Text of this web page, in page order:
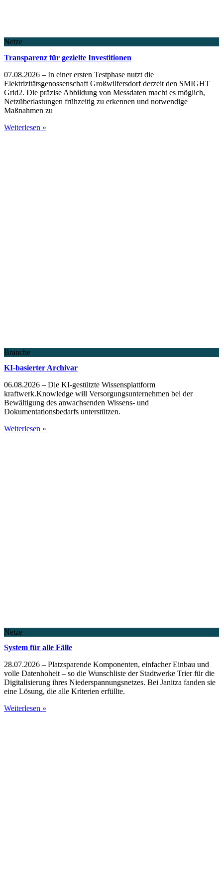
Netze
Transparenz für gezielte Investitionen
07.08.2026 – In einer ersten Testphase nutzt die
Elektrizitätsgenossenschaft Großwilfersdorf derzeit den SMIGHT
Grid2. Die präzise Abbildung von Messdaten macht es möglich,
Netzüberlastungen frühzeitig zu erkennen und notwendige
Maßnahmen zu
Weiterlesen »
Branche
KI-basierter Archivar
06.08.2026 – Die KI-gestützte Wissensplattform
kraftwerk.Knowledge will Versorgungsunternehmen bei der
Bewältigung des anwachsenden Wissens- und
Dokumentationsbedarfs unterstützen.
Weiterlesen »
Netze
System für alle Fälle
28.07.2026 – Platzsparende Komponenten, einfacher Einbau und
volle Datenhoheit – so die Wunschliste der Stadtwerke Trier für die
Digitalisierung ihres Niederspannungsnetzes. Bei Janitza fanden sie
eine Lösung, die alle Kriterien erfüllte.
Weiterlesen »